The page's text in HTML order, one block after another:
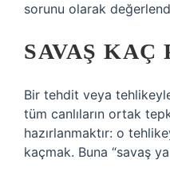
sorunu olarak
SAVAŞ
Bir tehdit veya tehlikeyle
tüm canlıların ortak
hazırlanmaktır: o
kaçmak. Buna “savaş